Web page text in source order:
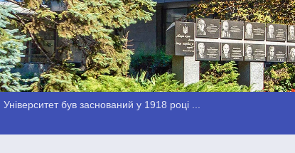
Університет був заснований у 1918 році ...